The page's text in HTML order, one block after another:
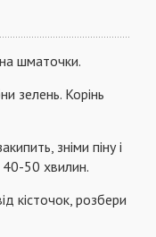
шматочки.
зелень. Корінь
зніми піну і
40-50 хвилин.
кісточок, розбери